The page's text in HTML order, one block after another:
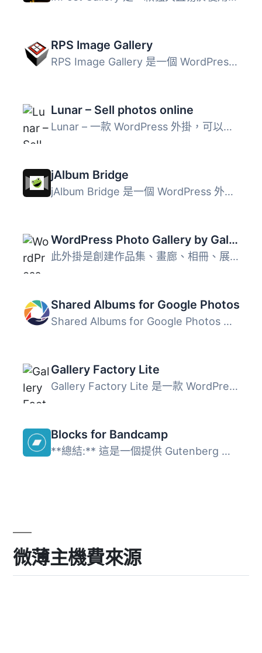
RPS Image Gallery
RPS Image Gallery 是一個 WordPress 外掛，可以優化 WordPre...
Lunar – Sell photos online
Lunar – 一款 WordPress 外掛，可以自動將圖像轉換為 W...
jAlbum Bridge
jAlbum Bridge 是一個 WordPress 外掛，可用於展示 jAlbum 相...
WordPress Photo Gallery by Gallery Master
此外掛是創建作品集、畫廊、相冊、展示或預告的理想方案。 G...
Shared Albums for Google Photos
Shared Albums for Google Photos 外掛允許使用者直接嵌入 Go...
Gallery Factory Lite
Gallery Factory Lite 是一款 WordPress 外掛，可管理圖像收...
Blocks for Bandcamp
**總結:** 這是一個提供 Gutenberg 區塊集合的 Bandcamp 外掛...
微薄主機費來源